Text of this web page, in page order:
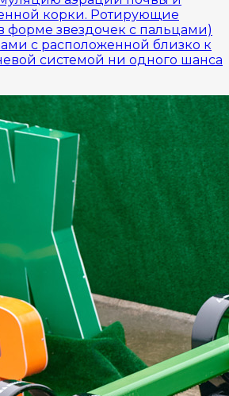
корки. Ротирующие
форме звездочек с пальцами)
с расположенной близко к
системой ни одного шанса